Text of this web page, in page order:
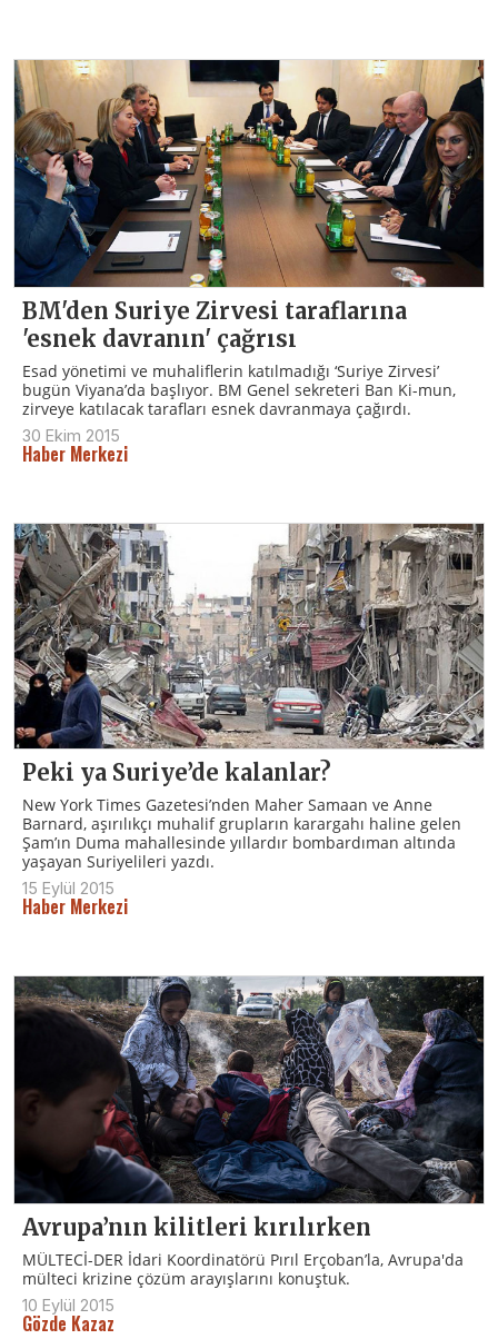
BM'den Suriye Zirvesi taraflarına
'esnek davranın' çağrısı
Esad yönetimi ve muhaliflerin katılmadığı ‘Suriye Zirvesi’
bugün Viyana’da başlıyor. BM Genel sekreteri Ban Ki-mun,
zirveye katılacak tarafları esnek davranmaya çağırdı.
30 Ekim 2015
Haber Merkezi
Peki ya Suriye’de kalanlar?
New York Times Gazetesi’nden Maher Samaan ve Anne
Barnard, aşırılıkçı muhalif grupların karargahı haline gelen
Şam’ın Duma mahallesinde yıllardır bombardıman altında
yaşayan Suriyelileri yazdı.
15 Eylül 2015
Haber Merkezi
Avrupa’nın kilitleri kırılırken
MÜLTECİ-DER İdari Koordinatörü Pırıl Erçoban’la, Avrupa'da
mülteci krizine çözüm arayışlarını konuştuk.
10 Eylül 2015
Gözde Kazaz